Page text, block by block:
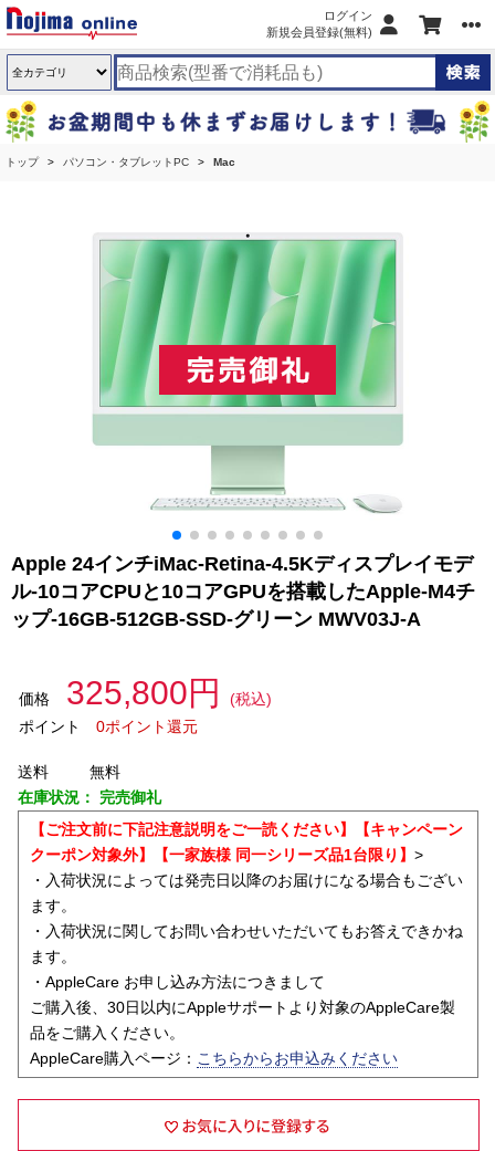
ログイン
新規会員登録(無料)
トップ パソコン・タブレットPC Mac
Apple 24インチiMac-Retina-4.5Kディスプレイモデ
ル-10コアCPUと10コアGPUを搭載したApple-M4チ
ップ-16GB-512GB-SSD-グリーン MWV03J-A
価格 325,800円
(税込)
ポイント
0ポイント還元
送料
無料
在庫状況： 完売御礼
【ご注文前に下記注意説明をご一読ください】【キャンペーン
クーポン対象外】【一家族様 同一シリーズ品1台限り】 >
・入荷状況によっては発売日以降のお届けになる場合もござい
ます。
・入荷状況に関してお問い合わせいただいてもお答えできかね
ます。
・AppleCare お申し込み方法につきまして
ご購入後、30日以内にAppleサポートより対象のAppleCare製
品をご購入ください。
AppleCare購入ページ： こちらからお申込みください